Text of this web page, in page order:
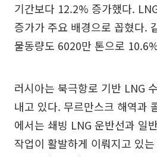
기간보다 12.2% 증가했다.
증가가 주요 배경으로 꼽혔다.
물동량도 6020만 톤으로
러시아는 북극항로 기반 LNG
내고 있다. 무르만스크 해역과
에서는 쇄빙 LNG 운반선과 일
작업이 활발하게 이뤄지고 있